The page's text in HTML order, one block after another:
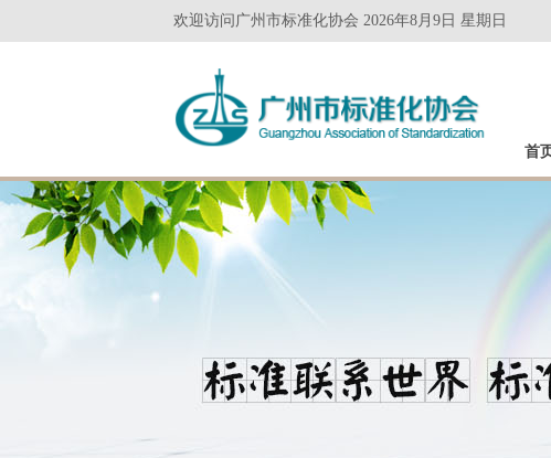
欢迎访问广州市标准化协会 2026年8月9日 星期日
首